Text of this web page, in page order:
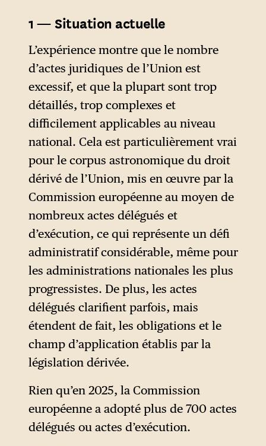
de centre-droit à travers le
continent. Depuis le début de
l’année 2023, dans un
contexte de manifestations
des agriculteurs et d’appels de
plus en plus pressants de la
part de certains dirigeants de
l’Union en faveur d’une
« pause réglementaire », la
présidente de la Commission
européenne, Ursula von der
Leyen, a pris ses distances par
rapport à la principale
réalisation législative de son
premier mandat : le Pacte vert
européen. Ce revirement, qui
avait pu surprendre, l’avait
finalement aidée à obtenir un
second mandat.
Parallèlement, lerapportde
l’ancien président de la
Banque centrale européenne
1 — Situation actuelle
L’expérience montre que le nombre
d’actes juridiques de l’Union est
excessif, et que la plupart sont trop
détaillés, trop complexes et
difficilement applicables au niveau
national. Cela est particulièrement vrai
pour le corpus astronomique du droit
dérivé de l’Union, mis en œuvre par la
Commission européenne au moyen de
nombreux actes délégués et
d’exécution, ce qui représente un défi
administratif considérable, même pour
les administrations nationales les plus
progressistes. De plus, les actes
délégués clarifient parfois, mais
étendent de fait, les obligations et le
champ d’application établis par la
législation dérivée.
Rien qu’en 2025, la Commission
européenne a adopté plus de 700 actes
délégués ou actes d’exécution.